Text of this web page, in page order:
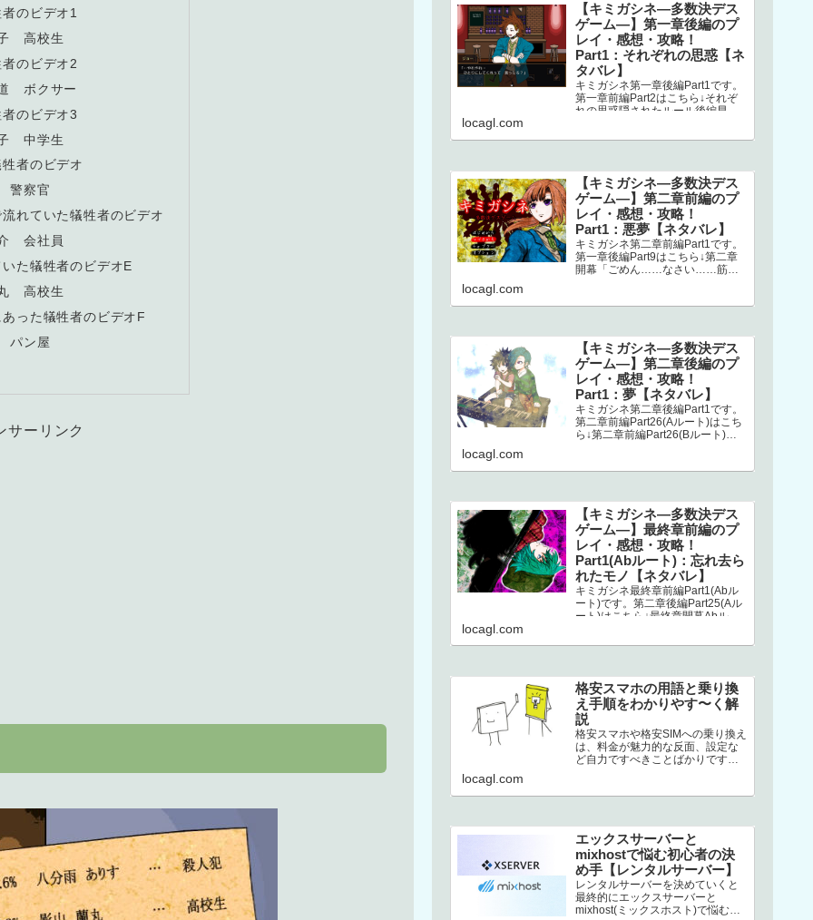
のビデオ1
高校生
のビデオ2
ボクサー
のビデオ3
中学生
者のビデオ
察官
れていた犠牲者のビデオ
会社員
た犠牲者のビデオE
高校生
った犠牲者のビデオF
ン屋
サーリンク
【キミガシネ―多数決デス
ゲーム―】第一章後編のプ
レイ・感想・攻略！
Part1：それぞれの思惑【ネ
タバレ】
キミガシネ第一章後編Part1です。
第一章前編Part2はこちら↓それぞ
れの思惑隠されたルール後編早々
locagl.com
【キミガシネ―多数決デス
ゲーム―】第二章前編のプ
レイ・感想・攻略！
Part1：悪夢【ネタバレ】
キミガシネ第二章前編Part1です。
第一章後編Part9はこちら↓第二章
開幕「ごめん……なさい……筋肉
ら…
locagl.com
【キミガシネ―多数決デス
ゲーム―】第二章後編のプ
レイ・感想・攻略！
Part1：夢【ネタバレ】
キミガシネ第二章後編Part1です。
第二章前編Part26(Aルート)はこち
ら↓第二章前編Part26(Bルート)は
locagl.com
【キミガシネ―多数決デス
ゲーム―】最終章前編のプ
レイ・感想・攻略！
Part1(Abルート)：忘れ去ら
れたモノ【ネタバレ】
キミガシネ最終章前編Part1(Abル
ート)です。第二章後編Part25(Aル
ート)はこちら↓最終章開幕Abルー
locagl.com
格安スマホの用語と乗り換
え手順をわかりやす〜く解
説
格安スマホや格安SIMへの乗り換え
は、料金が魅力的な反面、設定な
ど自力ですべきことばかりです。
まって…
locagl.com
エックスサーバーと
mixhostで悩む初心者の決
め手【レンタルサーバー】
レンタルサーバーを決めていくと
最終的にエックスサーバーと
mixhost(ミックスホスト)で悩むと